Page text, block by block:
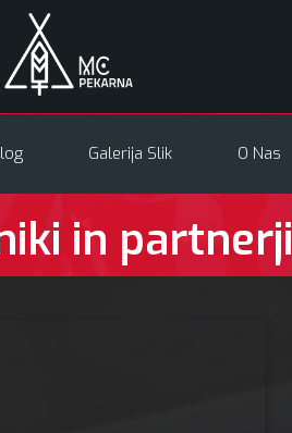
Galerija Slik O Nas
in partnerji